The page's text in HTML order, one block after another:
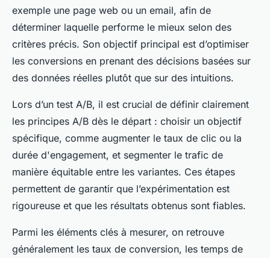
exemple une page web ou un email, afin de
déterminer laquelle performe le mieux selon des
critères précis. Son objectif principal est d’optimiser
les conversions en prenant des décisions basées sur
des données réelles plutôt que sur des intuitions.
Lors d’un test A/B, il est crucial de définir clairement
les principes A/B dès le départ : choisir un objectif
spécifique, comme augmenter le taux de clic ou la
durée d'engagement, et segmenter le trafic de
manière équitable entre les variantes. Ces étapes
permettent de garantir que l’expérimentation est
rigoureuse et que les résultats obtenus sont fiables.
Parmi les éléments clés à mesurer, on retrouve
généralement les taux de conversion, les temps de